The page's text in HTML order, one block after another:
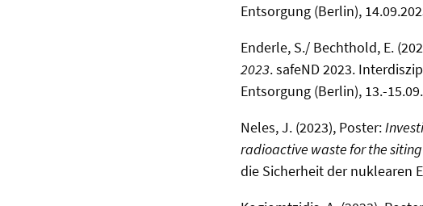
Entsorgung (Berlin),
Enderle, S./ Bechthold, E.
2023. safeND 2023.
Entsorgung (Berlin), 13.-
Neles, J. (2023), Poster:
radioactive waste for the
die Sicherheit der nuklearen